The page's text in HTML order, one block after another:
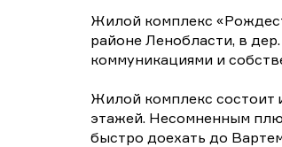
Жилой комплекс
районе Ленобласти, в
коммуникациями и
Жилой комплекс состоит
этажей. Несомненным
быстро доехать до